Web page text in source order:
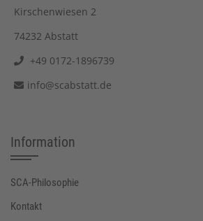
Kirschenwiesen 2
74232 Abstatt
+49 0172-1896739
info@scabstatt.de
Information
SCA-Philosophie
Kontakt